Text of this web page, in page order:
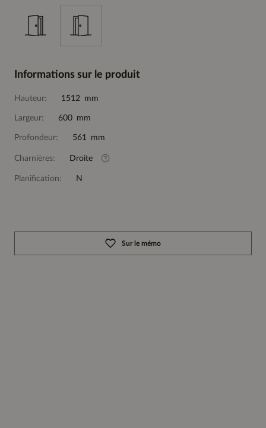
Informations sur le produit
Hauteur: 1512 mm
Largeur: 600 mm
Profondeur: 561 mm
Charnières: Droite
Planification: N
Sur le mémo